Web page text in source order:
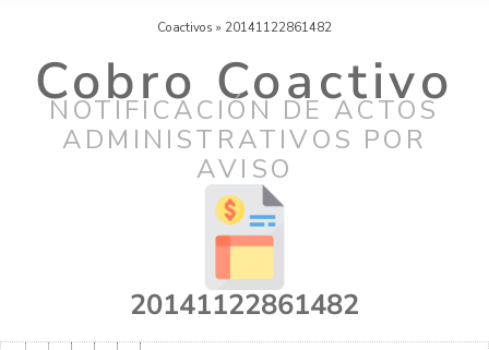
Coactivos » 20141122861482
Cobro Coactivo
NOTIFICACIÓN DE ACTOS
ADMINISTRATIVOS POR
AVISO
20141122861482